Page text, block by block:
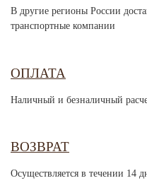
В другие регионы России
транспортные компании
ОПЛАТА
Наличный и безналичный
ВОЗВРАТ
Осуществляется в течении 14